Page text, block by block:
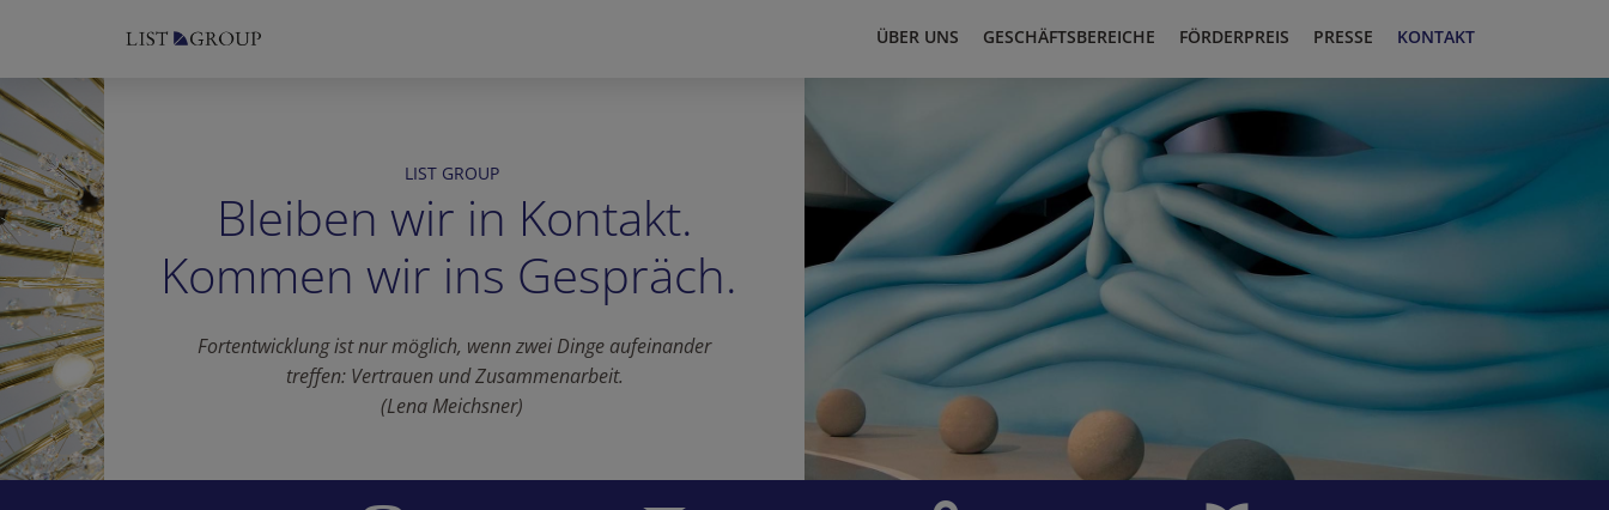
ÜBER UNS GESCHÄFTSBEREICHE FÖRDERPREIS PRESSE KONTAKT
LIST GROUP
Bleiben wir in Kontakt.
Kommen wir ins Gespräch.
Fortentwicklung ist nur möglich, wenn zwei Dinge aufeinander
treffen: Vertrauen und Zusammenarbeit.
(Lena Meichsner)